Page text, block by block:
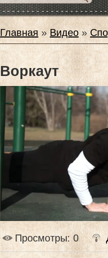
Главная »Видео »
Воркаут
Просмотры: 0